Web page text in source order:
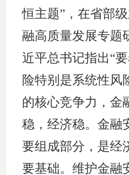
恒主题”，在省部
融高质量发展专题
近平总书记指出“
险特别是系统性风
的核心竞争力，金
稳，经济稳。金融
要组成部分，是经
要基础。维护金融